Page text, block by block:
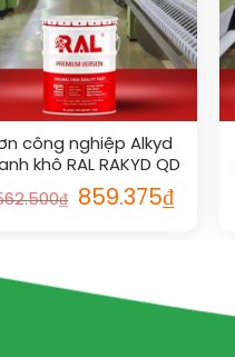
công nghiệp Alkyd
khô RAL RAKYD QD
1005
₫ 859.375₫